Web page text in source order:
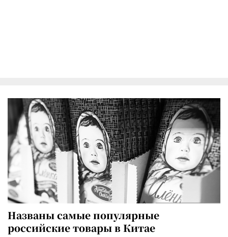
Названы самые популярные
российские товары в Китае